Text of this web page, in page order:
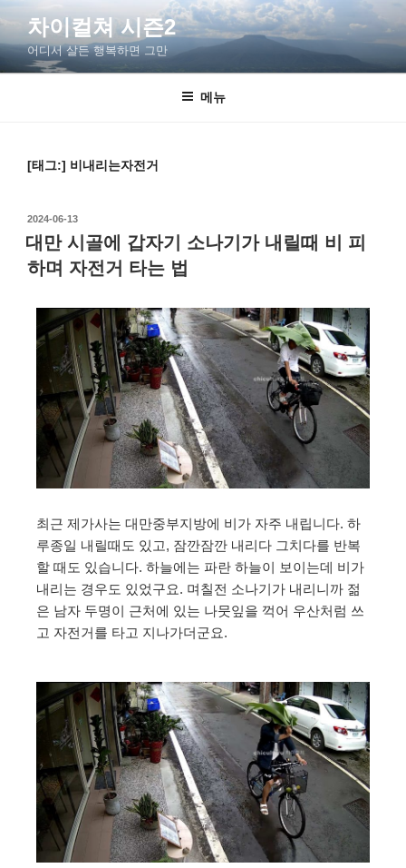
차이컬쳐 시즌2
어디서 살든 행복하면 그만
메뉴
[태그:] 비내리는자전거
2024-06-13
대만 시골에 갑자기 소나기가 내릴때 비 피
하며 자전거 타는 법
최근 제가사는 대만중부지방에 비가 자주 내립니다. 하
루종일 내릴때도 있고, 잠깐잠깐 내리다 그치다를 반복
할 때도 있습니다. 하늘에는 파란 하늘이 보이는데 비가
내리는 경우도 있었구요. 며칠전 소나기가 내리니까 젊
은 남자 두명이 근처에 있는 나뭇잎을 꺽어 우산처럼 쓰
고 자전거를 타고 지나가더군요.